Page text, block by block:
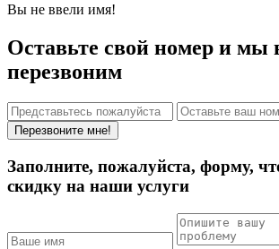
Вы не ввели имя!
Оставьте свой номер и мы
перезвоним
Перезвоните мне!
Заполните, пожалуйста, форму,
скидку на наши услуги